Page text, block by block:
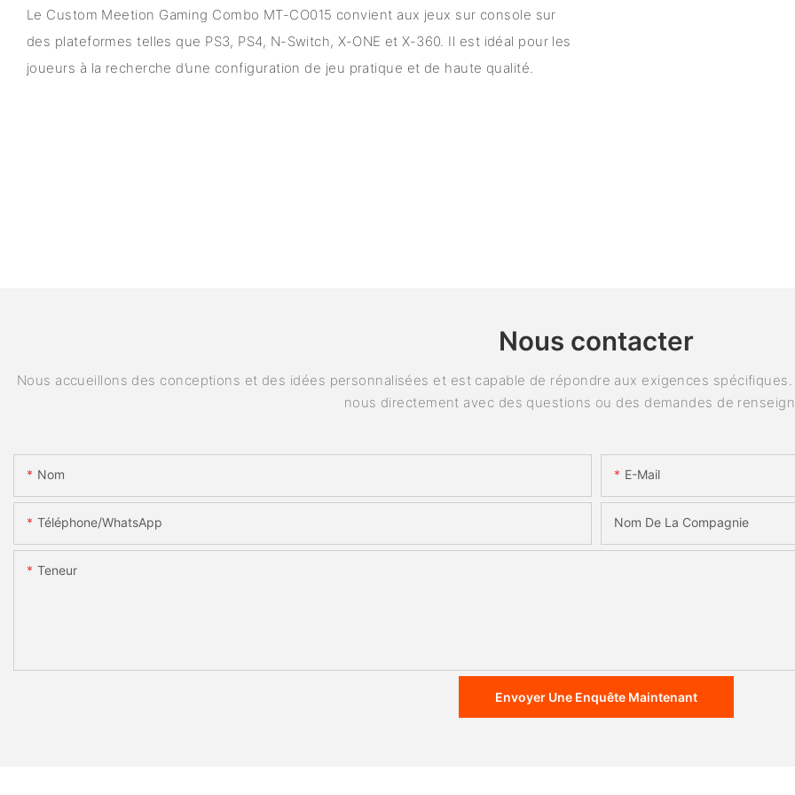
Le Custom Meetion Gaming Combo MT-CO015 convient aux jeux sur console sur
des plateformes telles que PS3, PS4, N-Switch, X-ONE et X-360. Il est idéal pour les
joueurs à la recherche d’une configuration de jeu pratique et de haute qualité.
Nous contacter
Nous accueillons des conceptions et des idées personnalisées et est capable de répondre aux exigences
nous directement avec des questions ou des demandes de
Nom E-Mail
Téléphone/WhatsApp Nom De La Compagnie
Teneur
Envoyer Une Enquête Maintenant